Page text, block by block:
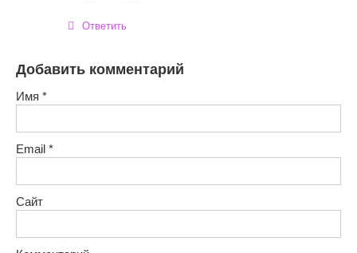
Ответить
Добавить комментарий
Имя *
Email *
Сайт